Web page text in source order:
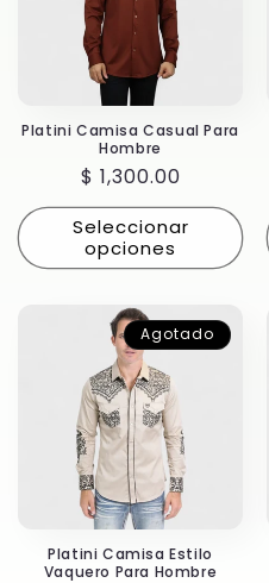
Platini Camisa Casual Para
Hombre
Precio
habitual
$ 1,300.00
Seleccionar
opciones
Agotado
Platini Camisa Estilo
Vaquero Para Hombre